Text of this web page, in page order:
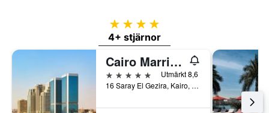
4 stjärnor
4+ stjärnor
Cairo Marriott Hotel
5 stjärnor
Utmärkt 8,6
16 Saray El Gezira, Kairo, Egypten